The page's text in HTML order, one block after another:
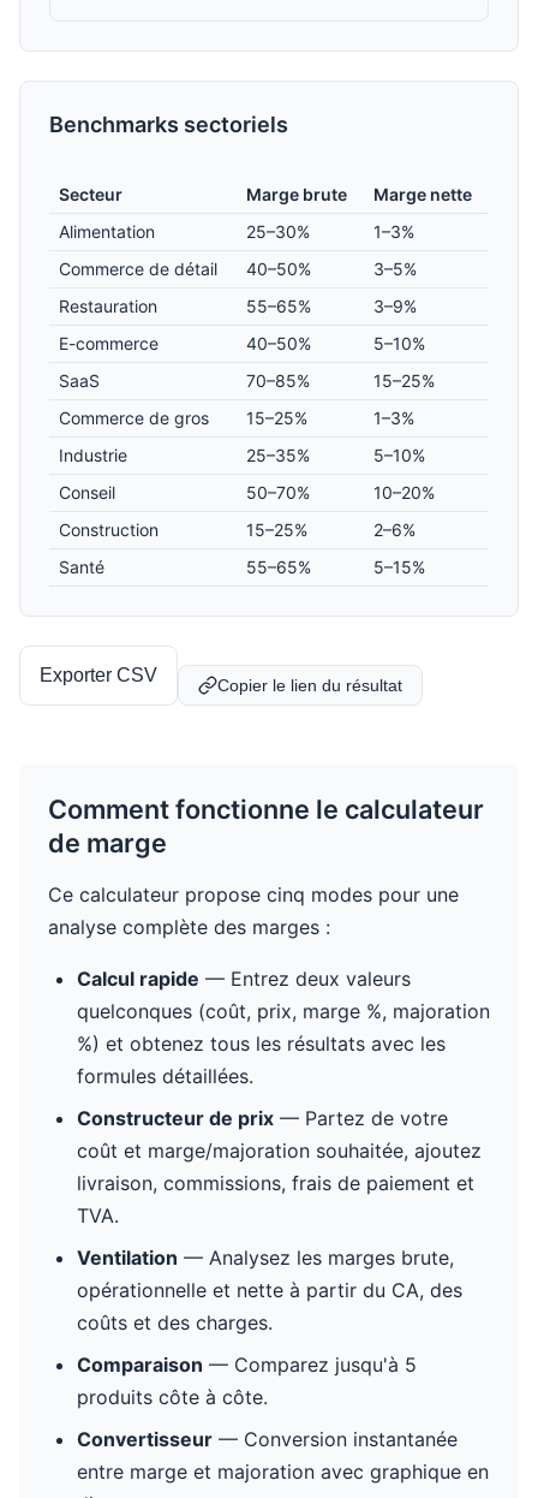
Benchmarks sectoriels
Secteur Marge brute
Marge nette
Alimentation
25–30%
1–3%
Commerce de détail
40–50%
3–5%
Restauration
55–65%
3–9%
E-commerce
40–50%
5–10%
SaaS
70–85%
15–25%
Commerce de gros
15–25%
1–3%
Industrie
25–35%
5–10%
Conseil
50–70%
10–20%
Construction
15–25%
2–6%
Santé
55–65% 5–15%
Exporter CSV Copier le lien du résultat
Comment fonctionne le calculateur
de marge
Ce calculateur propose cinq modes pour une
analyse complète des marges :
Calcul rapide — Entrez deux valeurs
quelconques (coût, prix, marge %, majoration
%) et obtenez tous les résultats avec les
formules détaillées.
Constructeur de prix — Partez de votre
coût et marge/majoration souhaitée, ajoutez
livraison, commissions, frais de paiement et
TVA.
Ventilation — Analysez les marges brute,
opérationnelle et nette à partir du CA, des
coûts et des charges.
Comparaison — Comparez jusqu'à 5
produits côte à côte.
Convertisseur — Conversion instantanée
entre marge et majoration avec graphique en